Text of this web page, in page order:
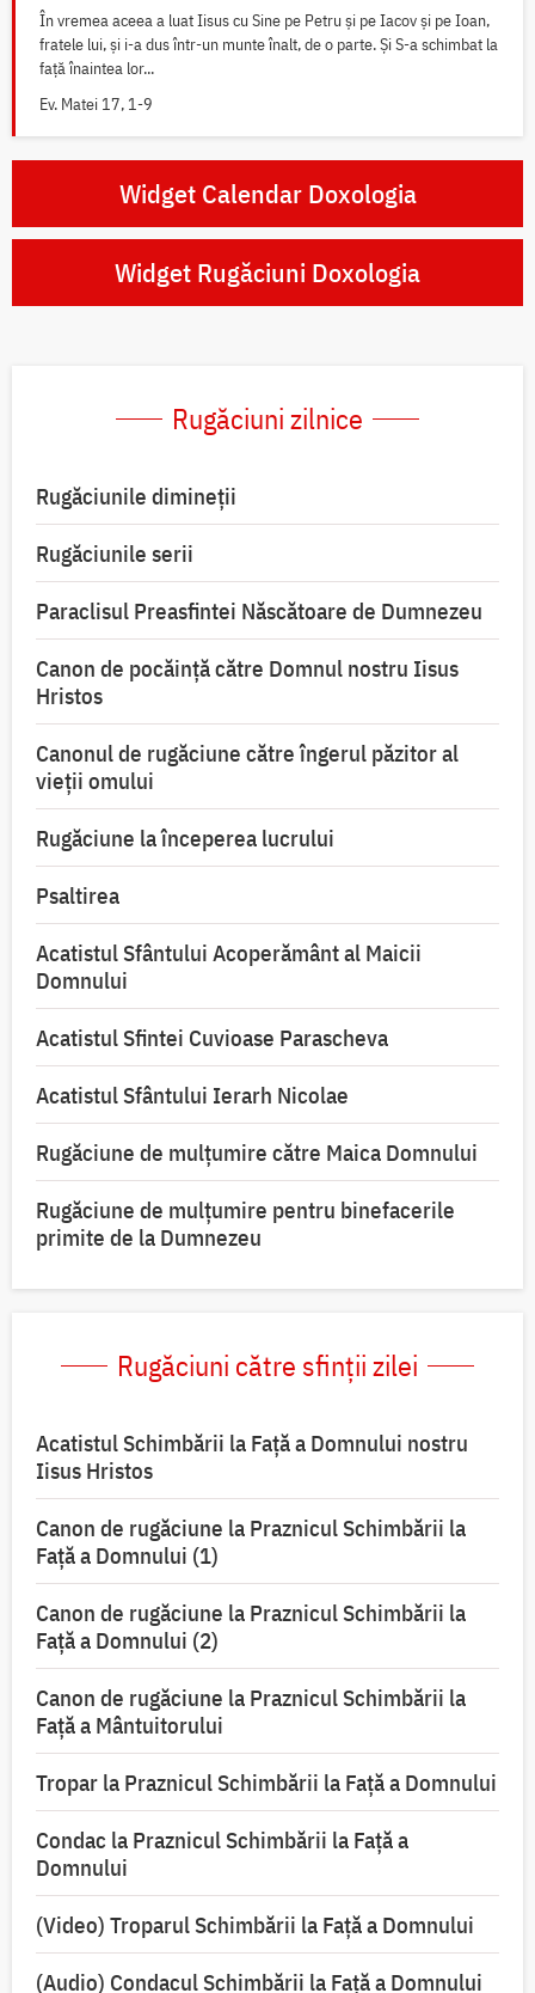
În vremea aceea a luat Iisus cu Sine pe Petru și pe Iacov și pe Ioan,
fratele lui, și i-a dus într-un munte înalt, de o parte. Și S-a schimbat la
față înaintea lor...
Ev. Matei 17, 1-9
Widget Calendar Doxologia
Widget Rugăciuni Doxologia
Rugăciuni zilnice
Rugăciunile dimineții
Rugăciunile serii
Paraclisul Preasfintei Născătoare de Dumnezeu
Canon de pocăință către Domnul nostru Iisus
Hristos
Canonul de rugăciune către îngerul păzitor al
vieții omului
Rugăciune la începerea lucrului
Psaltirea
Acatistul Sfântului Acoperământ al Maicii
Domnului
Acatistul Sfintei Cuvioase Parascheva
Acatistul Sfântului Ierarh Nicolae
Rugăciune de mulţumire către Maica Domnului
Rugăciune de mulțumire pentru binefacerile
primite de la Dumnezeu
Rugăciuni către sfinții zilei
Acatistul Schimbării la Faţă a Domnului nostru
Iisus Hristos
Canon de rugăciune la Praznicul Schimbării la
Faţă a Domnului (1)
Canon de rugăciune la Praznicul Schimbării la
Faţă a Domnului (2)
Canon de rugăciune la Praznicul Schimbării la
Față a Mântuitorului
Tropar la Praznicul Schimbării la Faţă a Domnului
Condac la Praznicul Schimbării la Faţă a
Domnului
(Video) Troparul Schimbării la Față a Domnului
(Audio) Condacul Schimbării la Față a Domnului